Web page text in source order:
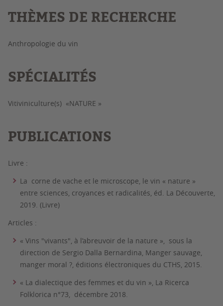
THÈMES DE RECHERCHE
Anthropologie du vin
SPÉCIALITÉS
Vitiviniculture(s) «NATURE »
PUBLICATIONS
Livre :
La corne de vache et le microscope, le vin « nature »
entre sciences, croyances et radicalités, éd. La Découverte,
2019. (Livre)
Articles :
« Vins "vivants", à l’abreuvoir de la nature », sous la
direction de Sergio Dalla Bernardina, Manger sauvage,
manger moral ?, éditions électroniques du CTHS, 2015.
« La dialectique des femmes et du vin », La Ricerca
Folklorica n°73, décembre 2018.